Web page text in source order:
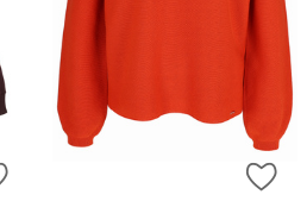
ZUR WUNSCHLISTE HINZUFÜGEN